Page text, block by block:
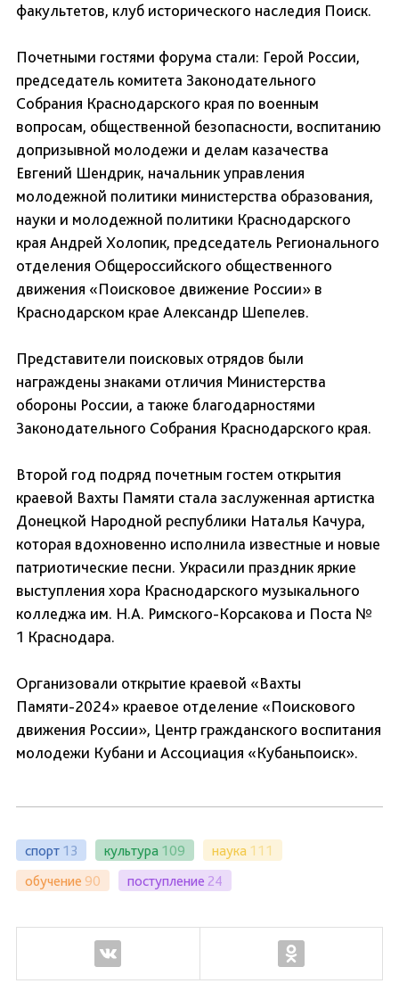
факультетов, клуб исторического наследия Поиск.
Почетными гостями форума стали: Герой России,
председатель комитета Законодательного
Собрания Краснодарского края по военным
вопросам, общественной безопасности, воспитанию
допризывной молодежи и делам казачества
Евгений Шендрик, начальник управления
молодежной политики министерства образования,
науки и молодежной политики Краснодарского
края Андрей Холопик, председатель Регионального
отделения Общероссийского общественного
движения «Поисковое движение России» в
Краснодарском крае Александр Шепелев.
Представители поисковых отрядов были
награждены знаками отличия Министерства
обороны России, а также благодарностями
Законодательного Собрания Краснодарского края.
Второй год подряд почетным гостем открытия
краевой Вахты Памяти стала заслуженная артистка
Донецкой Народной республики Наталья Качура,
которая вдохновенно исполнила известные и новые
патриотические песни. Украсили праздник яркие
выступления хора Краснодарского музыкального
колледжа им. Н.А. Римского-Корсакова и Поста №
1 Краснодара.
Организовали открытие краевой «Вахты
Памяти-2024» краевое отделение «Поискового
движения России», Центр гражданского воспитания
молодежи Кубани и Ассоциация «Кубаньпоиск».
спорт 13 культура 109 наука 111
обучение 90 поступление 24